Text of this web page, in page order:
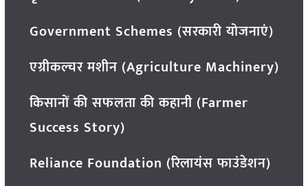
Government Schemes (सरकारी योजनाएं)
एग्रीकल्चर मशीन (Agriculture Machinery)
किसानों की सफलता की कहानी (Farmer
Success Story)
Reliance Foundation (रिलायंस फाउंडेशन)